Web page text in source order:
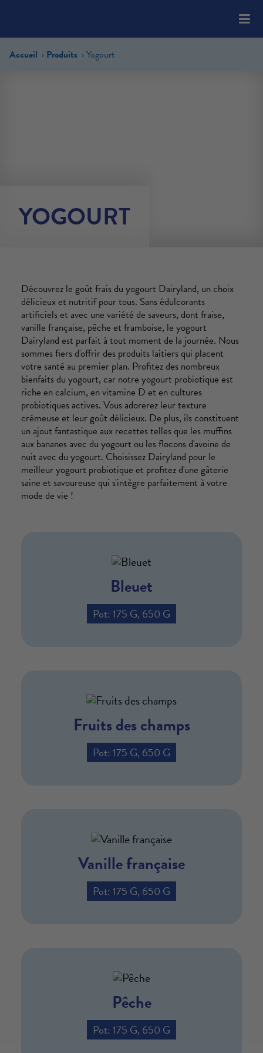
includes
Accueil Produits Yogourt
YOGOURT
Découvrez le goût frais du yogourt Dairyland, un choix
délicieux et nutritif pour tous. Sans édulcorants
artificiels et avec une variété de saveurs, dont fraise,
vanille française, pêche et framboise, le yogourt
Dairyland est parfait à tout moment de la journée. Nous
sommes fiers d'offrir des produits laitiers qui placent
votre santé au premier plan. Profitez des nombreux
bienfaits du yogourt, car notre yogourt probiotique est
riche en calcium, en vitamine D et en cultures
probiotiques actives. Vous adorerez leur texture
crémeuse et leur goût délicieux. De plus, ils constituent
un ajout fantastique aux recettes telles que les muffins
aux bananes avec du yogourt ou les flocons d'avoine de
nuit avec du yogourt. Choisissez Dairyland pour le
meilleur yogourt probiotique et profitez d'une gâterie
saine et savoureuse qui s'intègre parfaitement à votre
mode de vie !
Bleuet
Pot: 175 G, 650 G
Fruits des champs
Pot: 175 G, 650 G
Vanille française
Pot: 175 G, 650 G
Pêche
Pot: 175 G, 650 G